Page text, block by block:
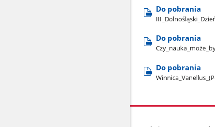
Do pobrania
Do pobrania
Do pobrania